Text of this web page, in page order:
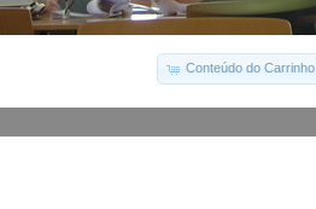
Conteúdo do Carrinho